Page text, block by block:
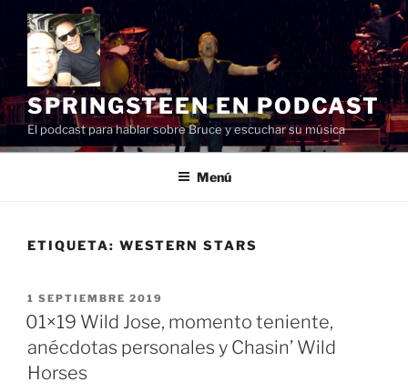
Saltar
contenido
SPRINGSTEEN EN PODCAST
El podcast para hablar sobre Bruce y escuchar su música
Menú
ETIQUETA: WESTERN STARS
PUBLICADO
EL
1 SEPTIEMBRE 2019
01×19 Wild Jose, momento teniente,
anécdotas personales y Chasin’ Wild
Horses